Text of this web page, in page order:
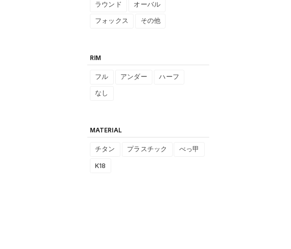
ラウンド オーバル
フォックス その他
RIM
フル アンダー ハーフ
なし
MATERIAL
チタン プラスチック べっ甲
K18